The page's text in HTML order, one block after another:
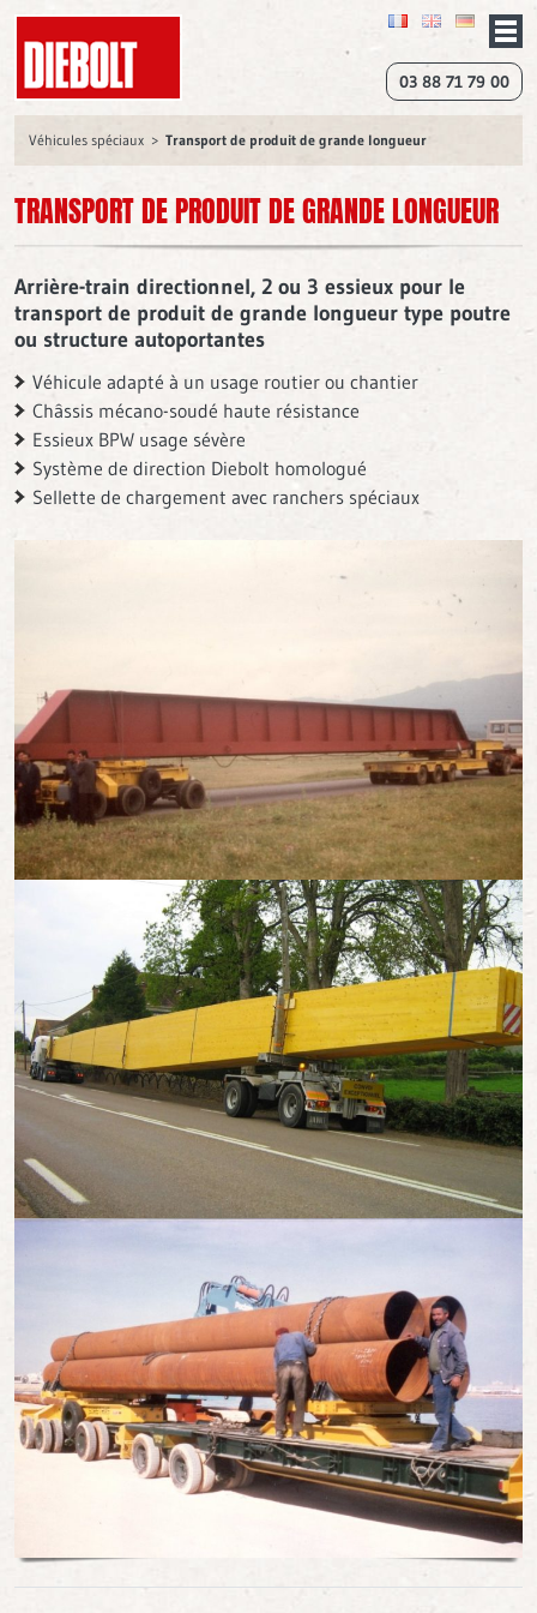
03 88 71 79 00
Véhicules spéciaux Transport de produit de grande longueur
TRANSPORT DE PRODUIT DE GRANDE LONGUEUR
Arrière-train directionnel, 2 ou 3 essieux pour le
transport de produit de grande longueur type poutre
ou structure autoportantes
Véhicule adapté à un usage routier ou chantier
Châssis mécano-soudé haute résistance
Essieux BPW usage sévère
Système de direction Diebolt homologué
Sellette de chargement avec ranchers spéciaux